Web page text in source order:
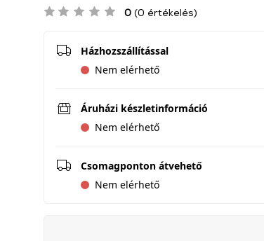
0 (0 értékelés)
Házhozszállítással
Nem elérhető
Áruházi készletinformáció
Nem elérhető
Csomagponton átvehető
Nem elérhető